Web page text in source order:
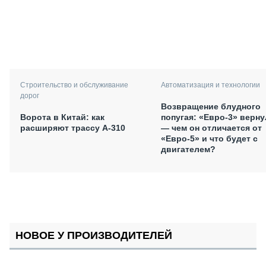
Строительство и обслуживание
дорог
Ворота в Китай: как
расширяют трассу А-310
Автоматизация и технологии
Возвращение блудного
попугая: «Евро-3»
— чем он отличается от
«Евро-5» и что будет с
двигателем?
НОВОЕ У ПРОИЗВОДИТЕЛЕЙ